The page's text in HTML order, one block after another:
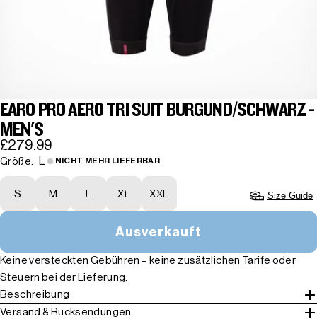
EARO PRO AERO TRI SUIT BURGUND/SCHWARZ -
MEN'S
£279.99
Größe: L NICHT MEHR LIEFERBAR
S M L XL XXL Size Guide
Ausverkauft
Keine versteckten Gebühren – keine zusätzlichen Tarife oder
Steuern bei der Lieferung.
Beschreibung
Versand & Rücksendungen